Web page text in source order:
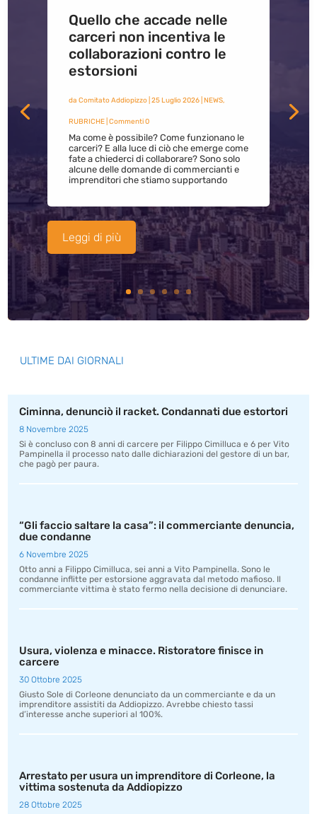
Quello che accade nelle
carceri non incentiva le
collaborazioni contro le
estorsioni
da Comitato Addiopizzo| 25 Luglio 2026| NEWS,
RUBRICHE| Commenti 0
Ma come è possibile? Come funzionano le
carceri? E alla luce di ciò che emerge come
fate a chiederci di collaborare? Sono solo
alcune delle domande di commercianti e
imprenditori che stiamo supportando
Leggi di più
ULTIME DAI GIORNALI
Ciminna, denunciò il racket. Condannati due estortori
8 Novembre 2025
Si è concluso con 8 anni di carcere per Filippo Cimilluca e 6 per Vito
Pampinella il processo nato dalle dichiarazioni del gestore di un bar,
che pagò per paura.
“Gli faccio saltare la casa”: il commerciante denuncia,
due condanne
6 Novembre 2025
Otto anni a Filippo Cimilluca, sei anni a Vito Pampinella. Sono le
condanne inflitte per estorsione aggravata dal metodo mafioso. Il
commerciante vittima è stato fermo nella decisione di denunciare.
Usura, violenza e minacce. Ristoratore finisce in
carcere
30 Ottobre 2025
Giusto Sole di Corleone denunciato da un commerciante e da un
imprenditore assistiti da Addiopizzo. Avrebbe chiesto tassi
d’interesse anche superiori al 100%.
Arrestato per usura un imprenditore di Corleone, la
vittima sostenuta da Addiopizzo
28 Ottobre 2025